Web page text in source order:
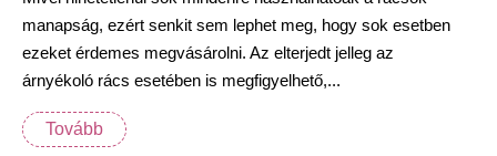
manapság, ezért senkit sem lephet meg, hogy sok esetben
ezeket érdemes megvásárolni. Az elterjedt jelleg az
árnyékoló rács esetében is megfigyelhető,...
Tovább